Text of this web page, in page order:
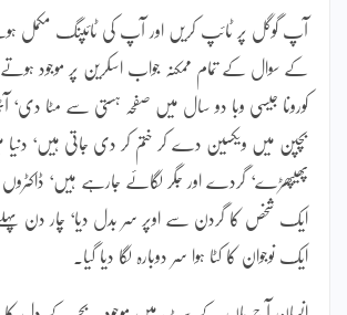
آپ گوگل پر ٹائپ کریں اور آپ کی ٹائپنگ مکمل
کے سوال کے تمام ممکنہ جواب اسکرین پر موجود
کورونا جیسی وبا دو سال میں صفحہ ہستی سے مٹا دی‘
بچپن میں ویکسین دے کر ختم کر دی جاتی ہیں‘
پھیپھڑے‘ گردے اور جگر لگائے جارہے ہیں‘
ایک شخص کا گردن سے اوپر سر بدل دیا‘ چار دن
ایک نوجوان کا کٹا ہوا سر دوبارہ لگا دیا گیا۔
انسان آج ماں کے پیٹ میں موجود بچے کے دل کا